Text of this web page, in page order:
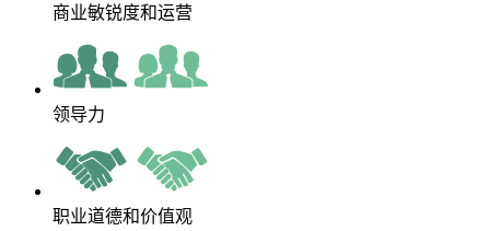
商业敏锐度和运营
领导力
职业道德和价值观